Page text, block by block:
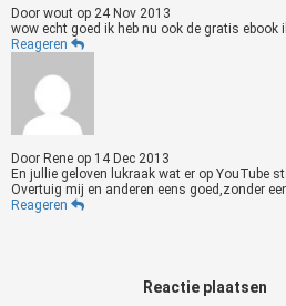
Door wout op 24 Nov 2013
wow echt goed ik heb nu ook de gratis ebook
Reageren
Door Rene op 14 Dec 2013
En jullie geloven lukraak wat er op YouTube
Overtuig mij en anderen eens goed,zonder
Reageren
Reactie plaatsen